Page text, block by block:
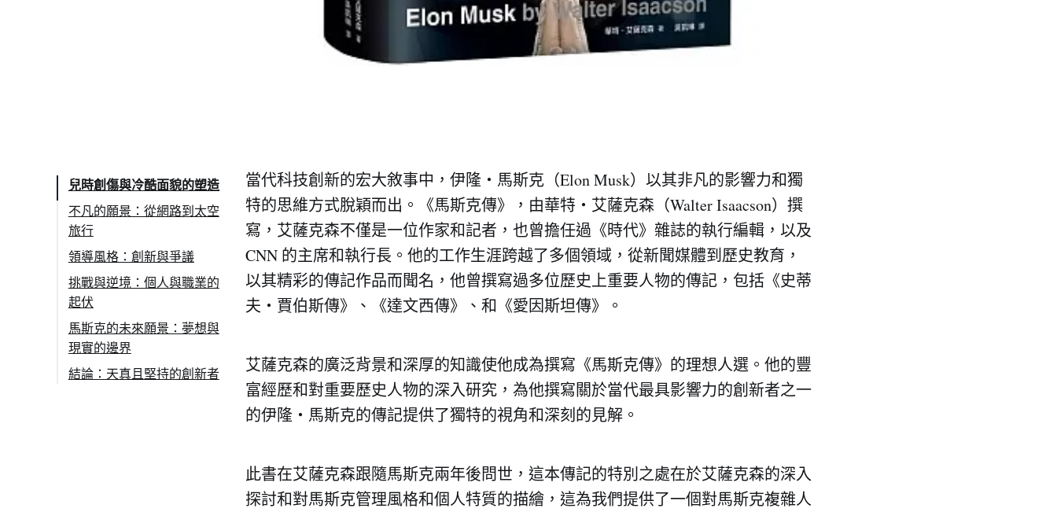
兒時創傷與冷酷面貌的塑造
不凡的願景：從網路到太空
旅行
對於科幻小說《銀河便
領導風格：創新與爭議
挑戰與逆境：個人與職業的
起伏
馬斯克的未來願景：夢想與
現實的邊界
結論：天真且堅持的創新者
當代科技創新的宏大敘事中，伊隆・馬斯克（Elon Musk）以其非凡的影響力和獨
特的思維方式脫穎而出。《馬斯克傳》，由華特・艾薩克森（Walter Isaacson）撰
寫，艾薩克森不僅是一位作家和記者，也曾擔任過《時代》雜誌的執行編輯，以及
CNN 的主席和執行長。他的工作生涯跨越了多個領域，從新聞媒體到歷史教育，
以其精彩的傳記作品而聞名，他曾撰寫過多位歷史上重要人物的傳記，包括《史蒂
夫・賈伯斯傳》、《達文西傳》、和《愛因斯坦傳》。
艾薩克森的廣泛背景和深厚的知識使他成為撰寫《馬斯克傳》的理想人選。他的豐
富經歷和對重要歷史人物的深入研究，為他撰寫關於當代最具影響力的創新者之一
的伊隆・馬斯克的傳記提供了獨特的視角和深刻的見解。
此書在艾薩克森跟隨馬斯克兩年後問世，這本傳記的特別之處在於艾薩克森的深入
探討和對馬斯克管理風格和個人特質的描繪，這為我們提供了一個對馬斯克複雜人